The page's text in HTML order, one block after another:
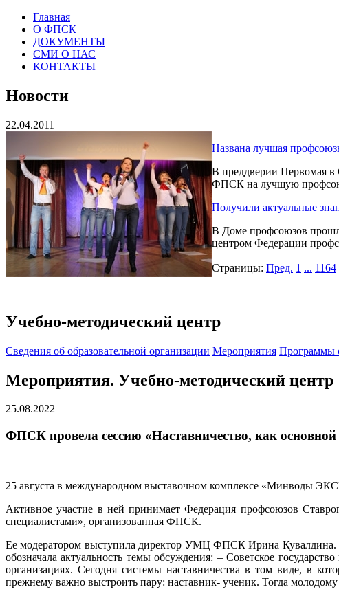
Главная
О ФПСК
ДОКУМЕНТЫ
СМИ О НАС
КОНТАКТЫ
Новости
22.04.2011
Названа лучшая
В преддверии Первомая в
ФПСК на лучшую
Получили актуальные
В Доме профсоюзов
центром Федерации
Страницы: Пред. 1 ... 1164
Учебно-методический центр
Cведения об образовательной организации Мероприятия Программы
Мероприятия. Учебно-методический центр
25.08.2022
ФПСК провела сессию «Наставничество, как
25 августа в международном выставочном комплексе «Минводы
Активное участие в ней принимает Федерация профсоюзов
специалистами», организованная ФПСК.
Ее модератором выступила директор УМЦ ФПСК Ирина Кувалдина.
обозначала актуальность темы обсуждения: – Советское
организациях. Сегодня системы наставничества в том виде, в
прежнему важно выстроить пару: наставник- ученик. Тогда